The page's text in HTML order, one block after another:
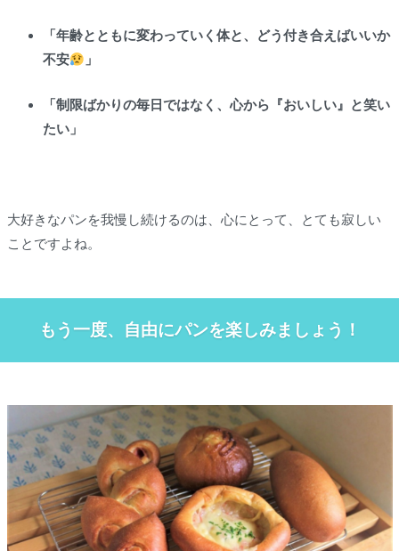
「年齢とともに変わっていく体と、どう付き合えばいいか
不安
」
「制限ばかりの毎日ではなく、心から『おいしい』と笑い
たい」
大好きなパンを我慢し続けるのは、心にとって、とても寂しい
ことですよね。
もう一度、自由にパンを楽しみましょう！